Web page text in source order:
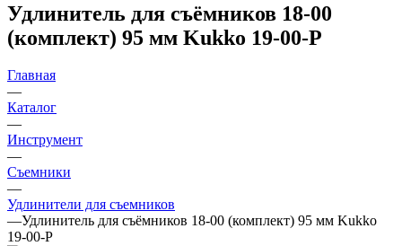
Удлинитель для съёмников 18-00
(комплект) 95 мм Kukko 19-00-P
Главная
—
Каталог
—
Инструмент
—
Съемники
—
Удлинители для съемников
—Удлинитель для съёмников 18-00 (комплект) 95 мм Kukko
19-00-P